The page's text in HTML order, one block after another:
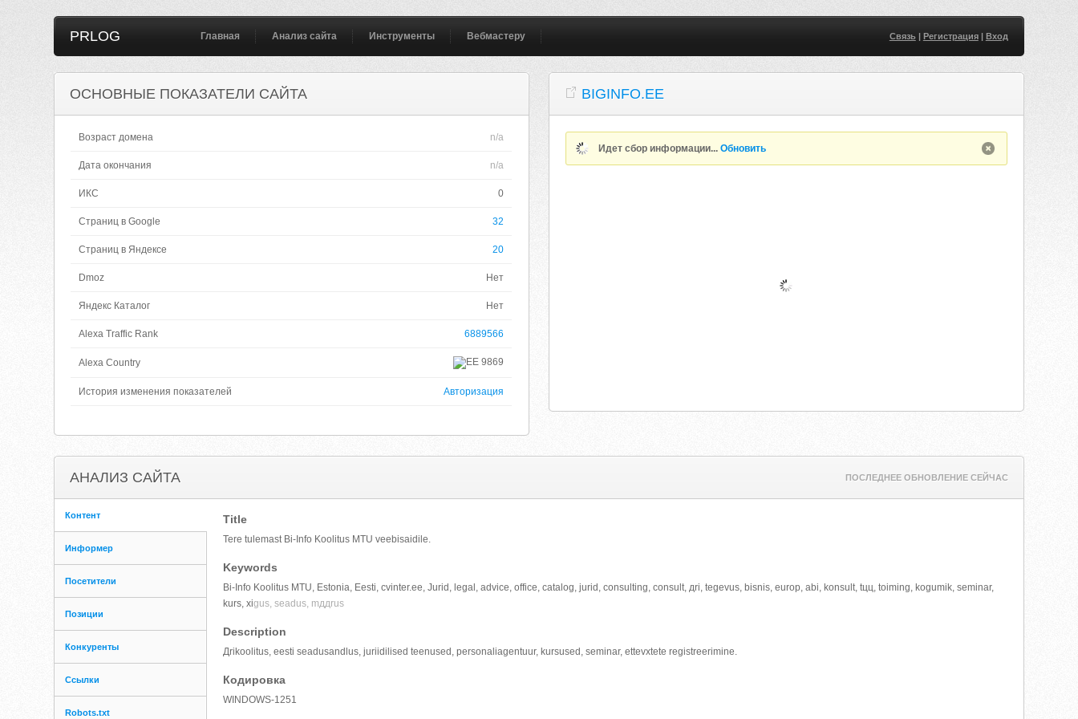
PRLOG Главная Анализ сайта Инструменты Вебмастеру Связь| Регистрация| Вход
ОСНОВНЫЕ ПОКАЗАТЕЛИ САЙТА
Возраст домена n/a
Дата окончания n/a
ИКС 0
Страниц в Google 32
Страниц в Яндексе 20
Dmoz Нет
Яндекс Каталог Нет
Alexa Traffic Rank 6889566
Alexa Country 9869
История изменения показателей Авторизация
BIGINFO.EE
Идет сбор информации...Обновить
АНАЛИЗ САЙТА ПОСЛЕДНЕЕ ОБНОВЛЕНИЕ СЕЙЧАС
Контент
Информер
Посетители
Позиции
Конкуренты
Ссылки
Robots.txt
Title
Tere tulemast Bi-Info Koolitus MTU veebisaidile.
Keywords
Bi-Info Koolitus MTU, Estonia, Eesti, cvinter.ee, Jurid, legal, advice, office, catalog, jurid, consulting, consult, дri, tegevus, bisnis, europ, abi, konsult, tцц, toiming, kogumik, seminar,
kurs, хigus, seadus, mддrus
Description
Дrikoolitus, eesti seadusandlus, juriidilised teenused, personaliagentuur, kursused, seminar, ettevхtete registreerimine.
Кодировка
WINDOWS-1251